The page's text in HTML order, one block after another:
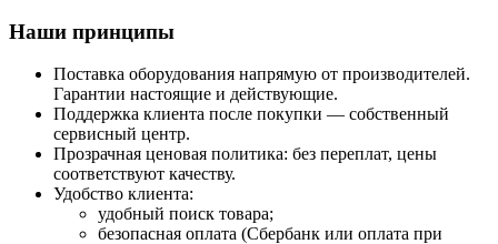
Наши принципы
Поставка оборудования напрямую от производителей.
Гарантии настоящие и действующие.
Поддержка клиента после покупки — собственный
сервисный центр.
Прозрачная ценовая политика: без переплат, цены
соответствуют качеству.
Удобство клиента:
удобный поиск товара;
безопасная оплата (Сбербанк или оплата при